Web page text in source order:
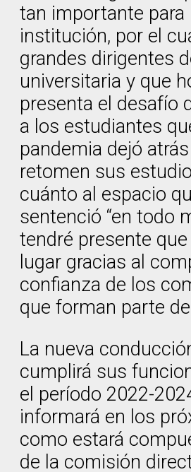
tan importante para
institución, por el
grandes dirigentes
universitaria y que
presenta el desafío
a los estudiantes
pandemia dejó
retomen sus
cuánto al espacio
sentenció “en todo
tendré presente
lugar gracias al
confianza de los
que forman parte
La nueva
cumplirá sus
el período 2022-
informará en los
como estará
de la comisión